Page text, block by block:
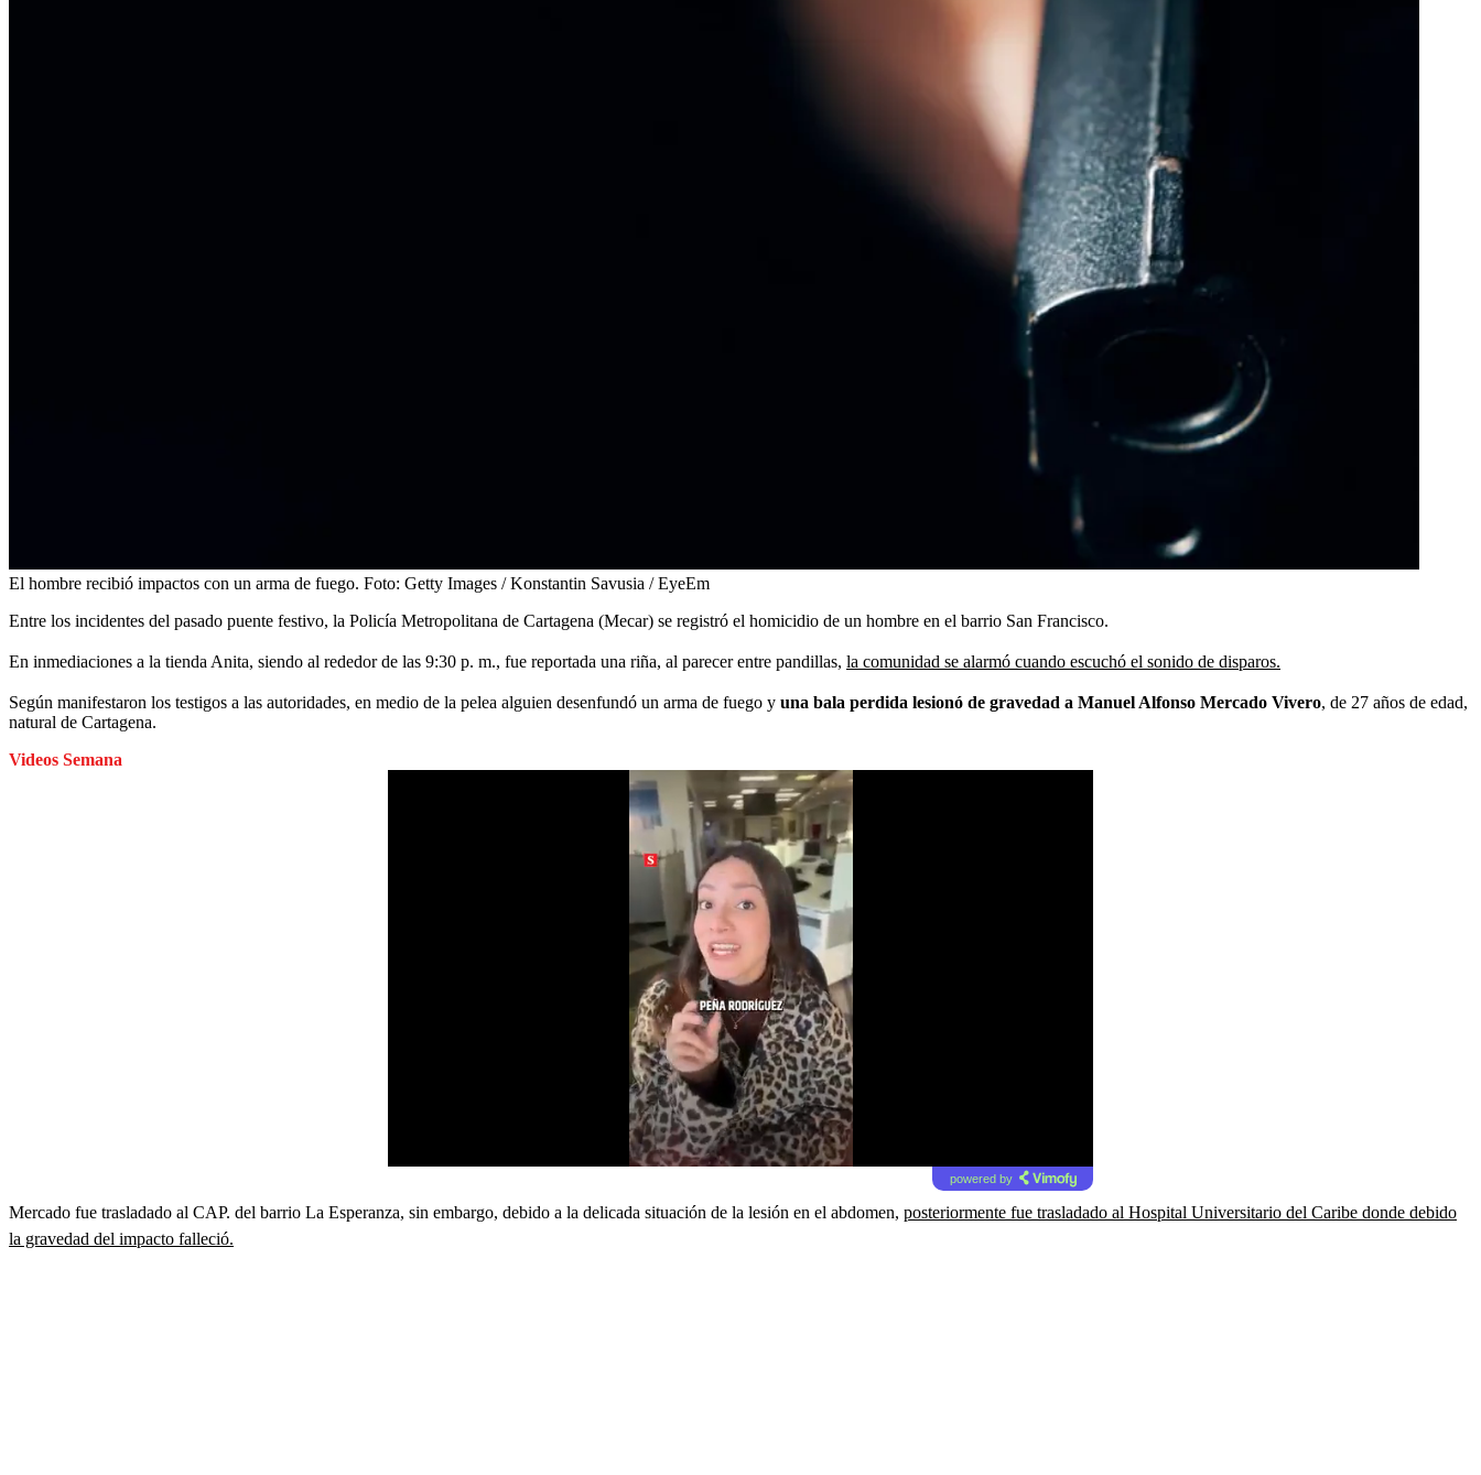
El hombre recibió impactos con un arma de fuego. Foto: Getty Images / Konstantin Savusia / EyeEm
Entre los incidentes del pasado puente festivo, la Policía Metropolitana de Cartagena (Mecar) se registró el homicidio de un hombre en el barrio San Francisco.
En inmediaciones a la tienda Anita, siendo al rededor de las 9:30 p. m., fue reportada una riña, al parecer entre pandillas, la comunidad se alarmó cuando escuchó el sonido de disparos.
Según manifestaron los testigos a las autoridades, en medio de la pelea alguien desenfundó un arma de fuego y una bala perdida lesionó de gravedad a Manuel Alfonso Mercado Vivero, de 27 años de edad,
natural de Cartagena.
Videos Semana
powered by
Mercado fue trasladado al CAP. del barrio La Esperanza, sin embargo, debido a la delicada situación de la lesión en el abdomen, posteriormente fue trasladado al Hospital Universitario del Caribe donde debido
la gravedad del impacto falleció.